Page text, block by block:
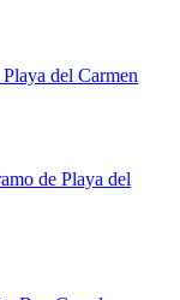
del Carmen
de Playa del